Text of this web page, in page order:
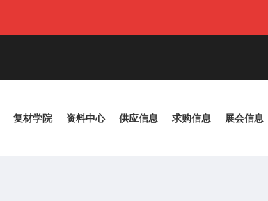
复材学院 资料中心 供应信息 求购信息 展会信息